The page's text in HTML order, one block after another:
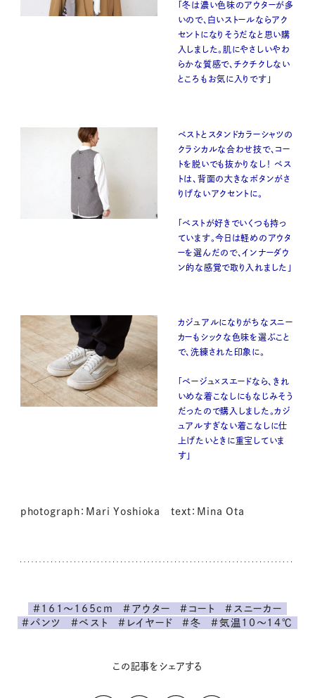
「冬は濃い色味のアウターが多
いので、白いストールならアク
セントになりそうだなと思い購
入しました。肌にやさしいやわ
らかな質感で、チクチクしない
ところもお気に入りです」
ベストとスタンドカラーシャツの
クラシカルな合わせ技で、コー
トを脱いでも抜かりなし！ ベス
トは、背面の大きなボタンがさ
りげないアクセントに。
「ベストが好きでいくつも持っ
ています。今日は軽めのアウタ
ーを選んだので、インナーダウ
ン的な感覚で取り入れました」
カジュアルになりがちなスニー
カーもシックな色味を選ぶこと
で、洗練された印象に。
「ベージュ×スエードなら、きれ
いめな着こなしにもなじみそう
だったので購入しました。カジ
ュアルすぎない着こなしに仕
上げたいときに重宝していま
す」
photograph：Mari Yoshioka text：Mina Ota
#161～165cm #アウター #コート
#スニーカー
#パンツ
#ベスト #レイヤード #冬 #気温10～14℃
この記事をシェアする